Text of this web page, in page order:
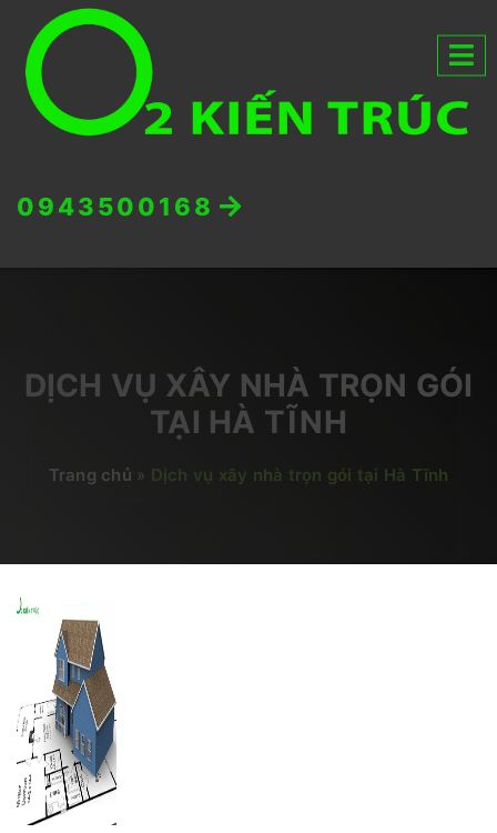
0943500168
DỊCH VỤ XÂY NHÀ TRỌN GÓI
TẠI HÀ TĨNH
Trang chủ » Dịch vụ xây nhà trọn gói tại Hà Tĩnh